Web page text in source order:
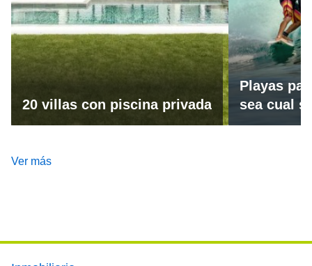
20 villas con piscina privada
Playas
sea cual
Ver más
Footer main menu